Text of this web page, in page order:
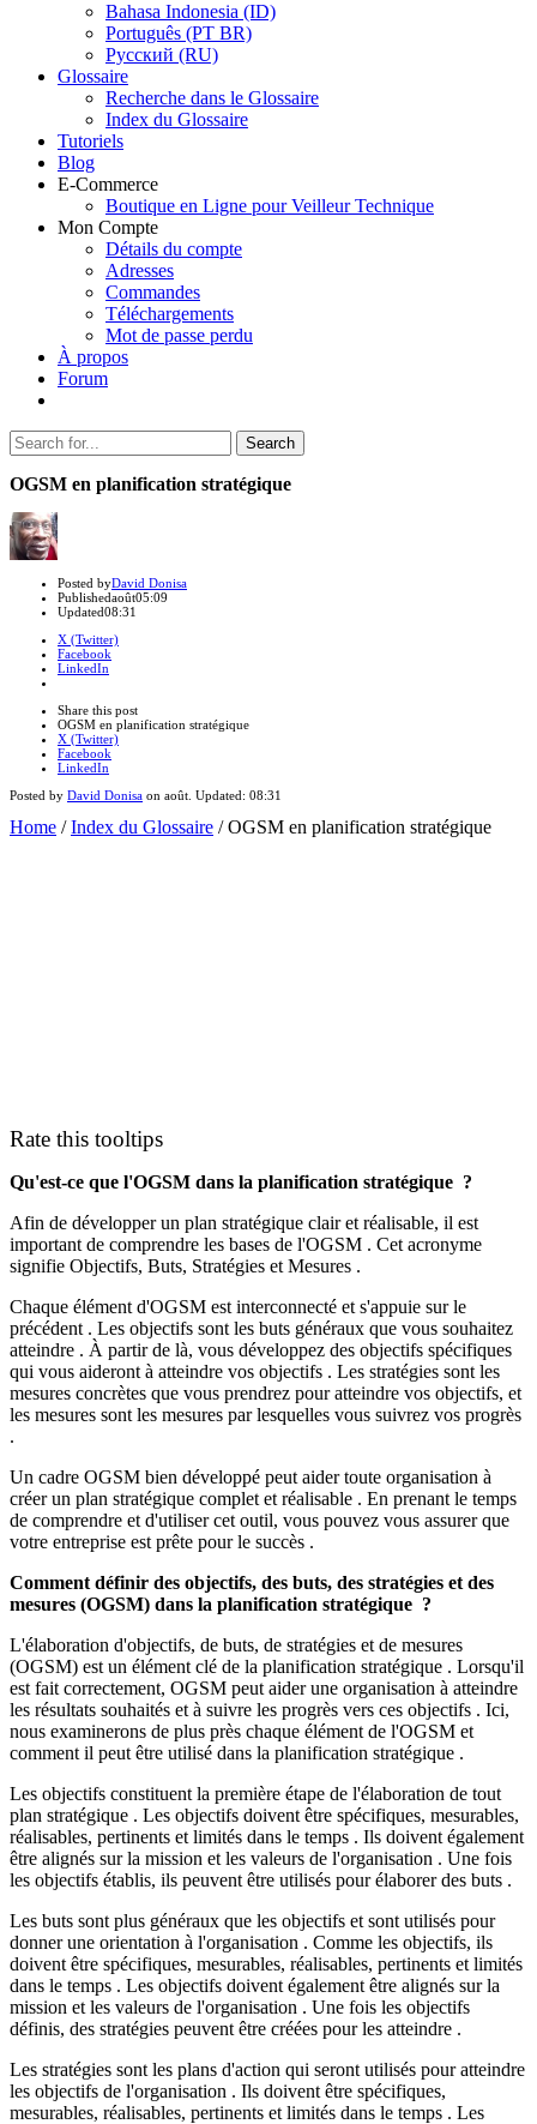
Bahasa Indonesia (ID)
Português (PT BR)
Pусский (RU)
Glossaire
Recherche dans le Glossaire
Index du Glossaire
Tutoriels
Blog
E-Commerce
Boutique en Ligne pour Veilleur Technique
Mon Compte
Détails du compte
Adresses
Commandes
Téléchargements
Mot de passe perdu
À propos
Forum
Search
Search
for:
OGSM en planification stratégique
Author
Posted byDavid Donisa
Publishedaoût05:09
Updated08:31
X (Twitter)
Facebook
LinkedIn
post
Share this postClose
sharing
OGSM en planification stratégique
X (Twitter)
Facebook
LinkedIn
Posted by David Donisa on août . Updated: 08:31
Home /Index du Glossaire /OGSM en planification stratégique
Rate this tooltips
Qu'est-ce que l'OGSM dans la planification stratégique ?
Afin de développer un plan stratégique clair et réalisable, il est
important de comprendre les bases de l'OGSM . Cet acronyme
signifie Objectifs, Buts, Stratégies et Mesures .
Chaque élément d'OGSM est interconnecté et s'appuie sur le
précédent . Les objectifs sont les buts généraux que vous souhaitez
atteindre . À partir de là, vous développez des objectifs spécifiques
qui vous aideront à atteindre vos objectifs . Les stratégies sont les
mesures concrètes que vous prendrez pour atteindre vos objectifs, et
les mesures sont les mesures par lesquelles vous suivrez vos progrès
.
Un cadre OGSM bien développé peut aider toute organisation à
créer un plan stratégique complet et réalisable . En prenant le temps
de comprendre et d'utiliser cet outil, vous pouvez vous assurer que
votre entreprise est prête pour le succès .
Comment définir des objectifs, des buts, des stratégies et des
mesures (OGSM) dans la planification stratégique ?
L'élaboration d'objectifs, de buts, de stratégies et de mesures
(OGSM) est un élément clé de la planification stratégique . Lorsqu'il
est fait correctement, OGSM peut aider une organisation à atteindre
les résultats souhaités et à suivre les progrès vers ces objectifs . Ici,
nous examinerons de plus près chaque élément de l'OGSM et
comment il peut être utilisé dans la planification stratégique .
Les objectifs constituent la première étape de l'élaboration de tout
plan stratégique . Les objectifs doivent être spécifiques, mesurables,
réalisables, pertinents et limités dans le temps . Ils doivent également
être alignés sur la mission et les valeurs de l'organisation . Une fois
les objectifs établis, ils peuvent être utilisés pour élaborer des buts .
Les buts sont plus généraux que les objectifs et sont utilisés pour
donner une orientation à l'organisation . Comme les objectifs, ils
doivent être spécifiques, mesurables, réalisables, pertinents et limités
dans le temps . Les objectifs doivent également être alignés sur la
mission et les valeurs de l'organisation . Une fois les objectifs
définis, des stratégies peuvent être créées pour les atteindre .
Les stratégies sont les plans d'action qui seront utilisés pour atteindre
les objectifs de l'organisation . Ils doivent être spécifiques,
mesurables, réalisables, pertinents et limités dans le temps . Les